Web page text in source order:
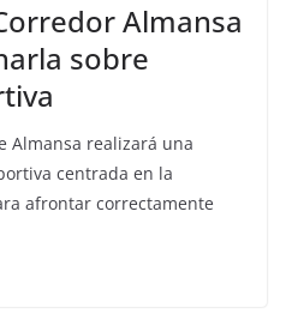
Almansa
sobre
Almansa realizará una
centrada en la
afrontar correctamente